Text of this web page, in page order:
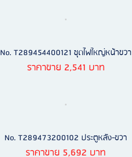
No. T289454400121 ชุดไฟใหญ่หน้าขวา
ราคาขาย 2,541 บาท
No. T289473200102 ประตูหลัง-ขวา
ราคาขาย 5,692 บาท